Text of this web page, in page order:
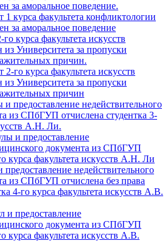
1 курса факультета конфликтологии
за аморальное поведение
2-го курса факультета искусств
Университета за пропуски
причин
и предоставление
документа из СПбГУП
курса факультета искусств А.Н. Ли
и предоставление
документа из СПбГУП
курса факультета искусств А.В.